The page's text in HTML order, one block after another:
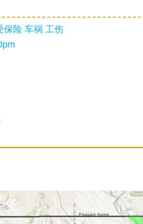
保险 车祸 工伤